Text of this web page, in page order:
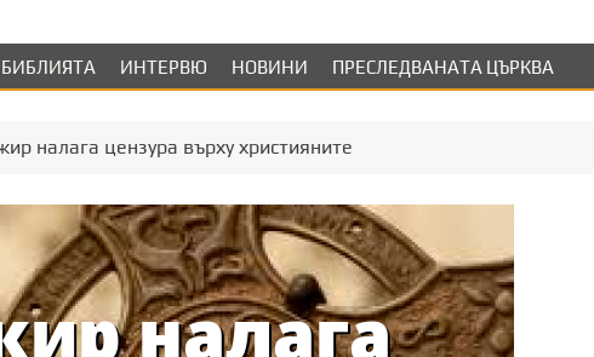
БИБЛИЯТА ИНТЕРВЮ НОВИНИ ПРЕСЛЕДВАНАТА ЦЪРКВА
налага цензура върху християните